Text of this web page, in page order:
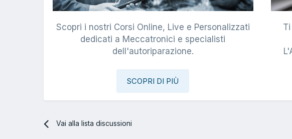
Scopri i nostri Corsi Online, Live e Personalizzati
dedicati a Meccatronici e specialisti
dell'autoriparazione.
SCOPRI DI PIÙ
Vai alla lista discussioni